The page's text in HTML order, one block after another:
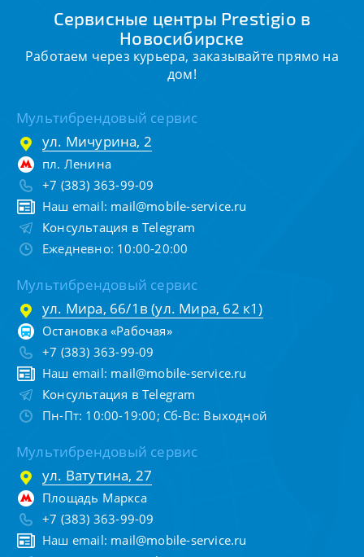
Сервисные центры Prestigio в
Новосибирске
Работаем через курьера, заказывайте прямо на
дом!
Мультибрендовый сервис
ул. Мичурина, 2
пл. Ленина
+7 (383) 363-99-09
Наш email: mail@mobile-service.ru
Консультация в Telegram
Ежедневно: 10:00-20:00
Мультибрендовый сервис
ул. Мира, 66/1в (ул. Мира, 62 к1)
Остановка «Рабочая»
+7 (383) 363-99-09
Наш email: mail@mobile-service.ru
Консультация в Telegram
Пн-Пт: 10:00-19:00; Сб-Вс: Выходной
Мультибрендовый сервис
ул. Ватутина, 27
Площадь Маркса
+7 (383) 363-99-09
Наш email: mail@mobile-service.ru